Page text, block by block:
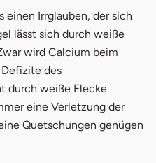
einen Irrglauben, der sich
lässt sich durch weiße
wird Calcium beim
des
durch weiße Flecke
eine Verletzung der
Quetschungen genügen